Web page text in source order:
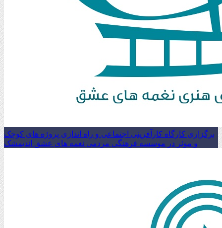
برگزاری کارگاه کارآفرینی اجتماعی و راه اندازی پروژه های کوچک
و موثر در موسسه فرهنگی مردمی نغمه های عشق اندیمشک